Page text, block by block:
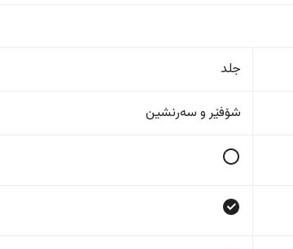
جلد
شۆفێر و سەرنشین